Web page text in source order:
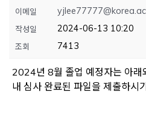
이메일
작성일 2024-06-13 10:20
조회 7413
2024년 8월 졸업 예정자는 아래
내 심사 완료된 파일을 제출하시